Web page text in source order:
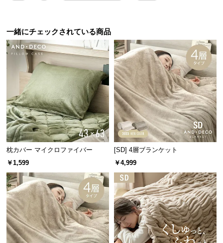
つ
い
て
商
品
の
配
送
い
て
中
型
商
一緒にチェックされている商品
枕カバー マイクロファイバー
￥1,599
[SD] 4層ブランケット
￥4,999